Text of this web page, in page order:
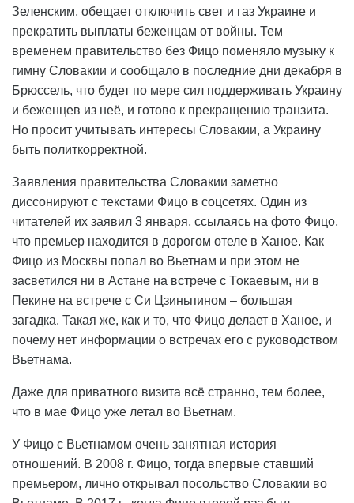
Зеленским, обещает отключить свет и газ Украине и
прекратить выплаты беженцам от войны. Тем
временем правительство без Фицо поменяло музыку к
гимну Словакии и сообщало в последние дни декабря в
Брюссель, что будет по мере сил поддерживать Украину
и беженцев из неё, и готово к прекращению транзита.
Но просит учитывать интересы Словакии, а Украину
быть политкорректной.
Заявления правительства Словакии заметно
диссонируют с текстами Фицо в соцсетях. Один из
читателей их заявил 3 января, ссылаясь на фото Фицо,
что премьер находится в дорогом отеле в Ханое. Как
Фицо из Москвы попал во Вьетнам и при этом не
засветился ни в Астане на встрече с Токаевым, ни в
Пекине на встрече с Си Цзиньпином – большая
загадка. Такая же, как и то, что Фицо делает в Ханое, и
почему нет информации о встречах его с руководством
Вьетнама.
Даже для приватного визита всё странно, тем более,
что в мае Фицо уже летал во Вьетнам.
У Фицо с Вьетнамом очень занятная история
отношений. В 2008 г. Фицо, тогда впервые ставший
премьером, лично открывал посольство Словакии во